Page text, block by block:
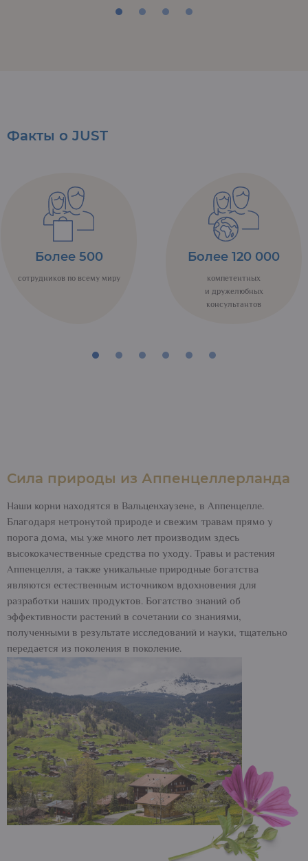
Факты о JUST
Более 500
сотрудников по всему миру
Более 120 000
компетентных
и дружелюбных
консультантов
Сила природы из Аппенцеллерланда
Наши корни находятся в Вальценхаузене, в Аппенцелле.
Благодаря нетронутой природе и свежим травам прямо у
порога дома, мы уже много лет производим здесь
высококачественные средства по уходу. Травы и растения
Аппенцелля, а также уникальные природные богатства
являются естественным источником вдохновения для
разработки наших продуктов. Богатство знаний об
эффективности растений в сочетании со знаниями,
полученными в результате исследований и науки, тщательно
передается из поколения в поколение.